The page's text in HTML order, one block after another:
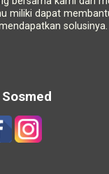
miliki dapat